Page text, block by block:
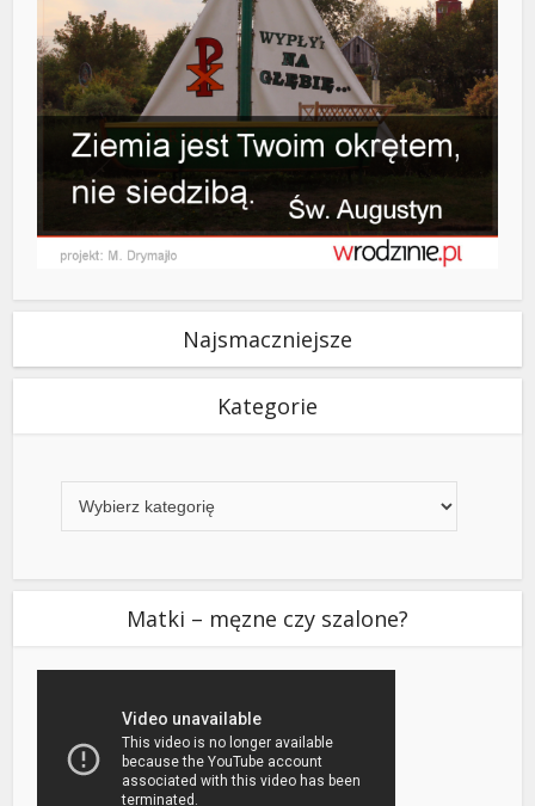
Najsmaczniejsze
Kategorie
Matki – męzne czy szalone?